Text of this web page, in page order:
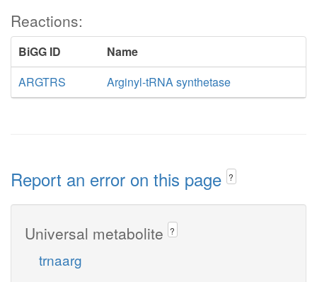
Reactions:
BiGG ID
Name
ARGTRS
Arginyl-tRNA synthetase
Report an error on this page ?
Universal metabolite ?
trnaarg